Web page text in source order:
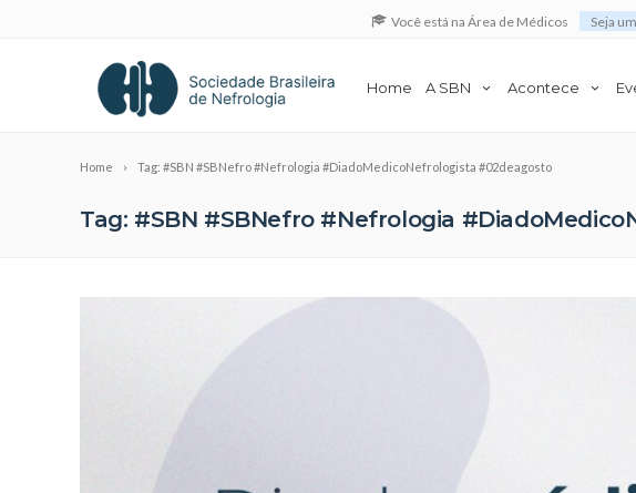
Você está na Área de Médicos Seja
Home A SBN Acontece
Home Tag: #SBN #SBNefro #Nefrologia #DiadoMedicoNefrologista #02deagosto
Tag: #SBN #SBNefro #Nefrologia